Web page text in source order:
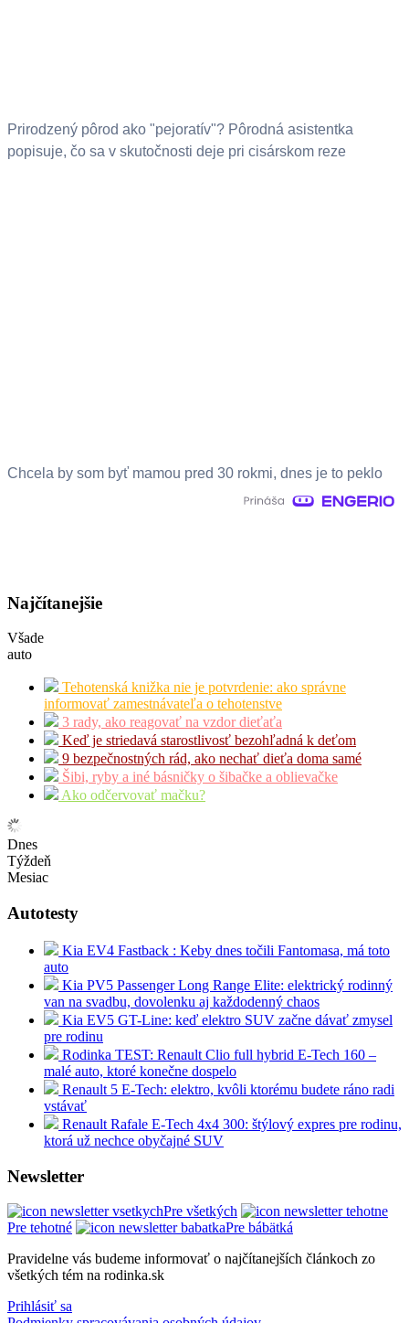
Prirodzený pôrod ako "pejoratív"? Pôrodná asistentka
popisuje, čo sa v skutočnosti deje pri cisárskom reze
Chcela by som byť mamou pred 30 rokmi, dnes je to peklo
Najčítanejšie
Všade
auto
Tehotenská knižka nie je potvrdenie: ako správne
informovať zamestnávateľa o tehotenstve
3 rady, ako reagovať na vzdor dieťaťa
Keď je striedavá starostlivosť bezohľadná k deťom
9 bezpečnostných rád, ako nechať dieťa doma samé
Šibi, ryby a iné básničky o šibačke a oblievačke
Ako odčervovať mačku?
Dnes
Týždeň
Mesiac
Autotesty
Kia EV4 Fastback : Keby dnes točili Fantomasa, má toto
auto
Kia PV5 Passenger Long Range Elite: elektrický rodinný
van na svadbu, dovolenku aj každodenný chaos
Kia EV5 GT-Line: keď elektro SUV začne dávať zmysel
pre rodinu
Rodinka TEST: Renault Clio full hybrid E-Tech 160 –
malé auto, ktoré konečne dospelo
Renault 5 E-Tech: elektro, kvôli ktorému budete ráno radi
vstávať
Renault Rafale E-Tech 4x4 300: štýlový expres pre rodinu,
ktorá už nechce obyčajné SUV
Newsletter
Pre všetkých
Pre tehotné
Pre bábätká
Pravidelne vás budeme informovať o najčítanejších článkoch zo
všetkých tém na rodinka.sk
Prihlásiť sa